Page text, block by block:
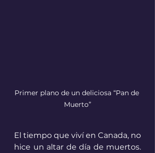
Primer plano de un deliciosa “Pan de
Muerto”
El tiempo que viví en Canada, no
hice un altar de día de muertos.